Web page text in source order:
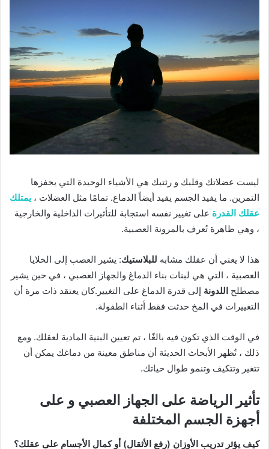
ليست عضلاتك وقلبك و رئتيك هي الأشياء الوحيدة التي يحفزها
التمرين. ما يفيد الجسم يفيد أيضاً الدماغ. تمامًا مثل العضلات ، يمتلك
عقلك القدرة على تغيير نفسه استجابة للتأثيرات الداخلية والخارجية
، وهي ظاهرة تُعرف بالمرونة العصبية.
هذا لا يعني أن عقلك مشابه للبلاستيك: يشير العصب إلى الخلايا
العصبية ، التي هي لبنات بناء الدماغ والجهاز العصبي ، في حين يشير
مصطلح اللدونة إلى قدرة الدماغ على التغيير.كان يعتقد ذات مرة أن
التغييرات في المخ حدثت فقط أثناء الطفولة.
في الوقت الذي تكون فيه بالغًا ، تم تعيين البنية المادية لعقلك. ومع
ذلك ، تُظهر الأبحاث الحديثة أن مناطق معينة من دماغك يمكن أن
تتغير وتتكيف وتنمو طوال حياتك.
تأثير الرياضة على الجهاز العصبي و على
أجهزة الجسم المختلفة
كيف يؤثر تدريب الأوزان (رفع الأثقال) أو كمال الأجسام على عقلك؟